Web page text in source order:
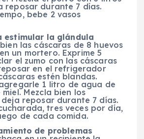
reposar durante 7 días.
bebe 2 vasos
estimular la glándula
las cáscaras de 8 huevos
un mortero. Exprime 5
el zumo con las cáscaras
en el refrigerador
estén blandas.
1 litro de agua de
Mezcla bien los
reposar durante 7 días.
tres veces por día,
de cada comida.
de problemas